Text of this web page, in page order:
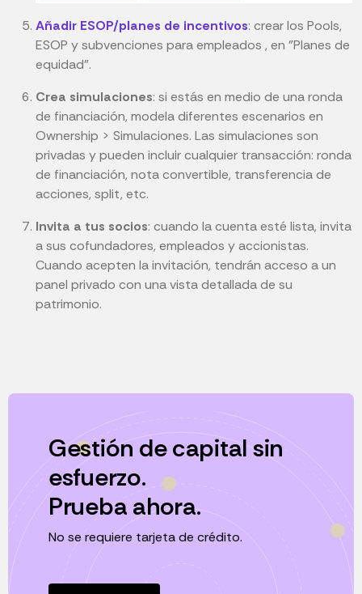
Añadir ESOP/planes de incentivos: crear los Pools,
ESOP y subvenciones para empleados , en "Planes de
equidad".
Crea simulaciones: si estás en medio de una ronda
de financiación, modela diferentes escenarios en
Ownership > Simulaciones. Las simulaciones son
privadas y pueden incluir cualquier transacción: ronda
de financiación, nota convertible, transferencia de
acciones, split, etc.
Invita a tus socios: cuando la cuenta esté lista, invita
a sus cofundadores, empleados y accionistas.
Cuando acepten la invitación, tendrán acceso a un
panel privado con una vista detallada de su
patrimonio.
Gestión de capital sin
esfuerzo.
Prueba ahora.
No se requiere tarjeta de crédito.